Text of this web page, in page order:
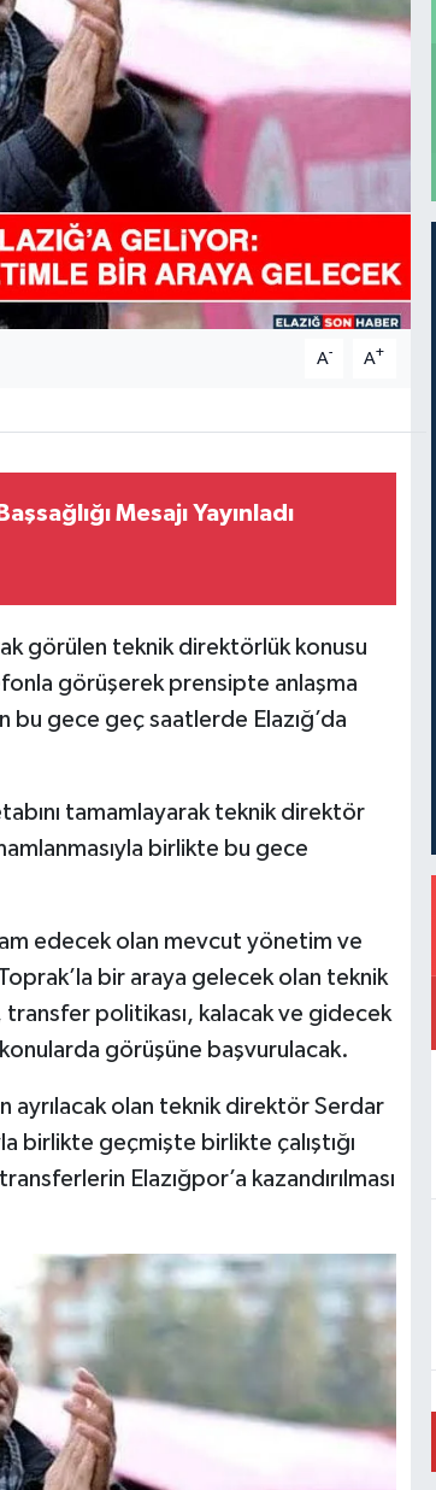
A- A+
Mesajı Yayınladı
görülen teknik direktörlük konusu
görüşerek prensipte anlaşma
bu gece geç saatlerde Elazığ’da
tamamlayarak teknik direktör
birlikte bu gece
edecek olan mevcut yönetim ve
bir araya gelecek olan teknik
politikası, kalacak ve gidecek
görüşüne başvurulacak.
ayrılacak olan teknik direktör Serdar
birlikte geçmişte birlikte çalıştığı
Elazığpor’a kazandırılması